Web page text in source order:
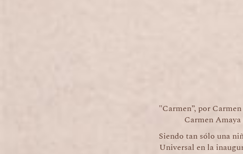
"Carmen”, por
Carmen
Siendo tan sólo una
Universal en la